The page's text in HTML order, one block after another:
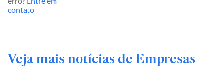
contato
Veja mais notícias de Empresas